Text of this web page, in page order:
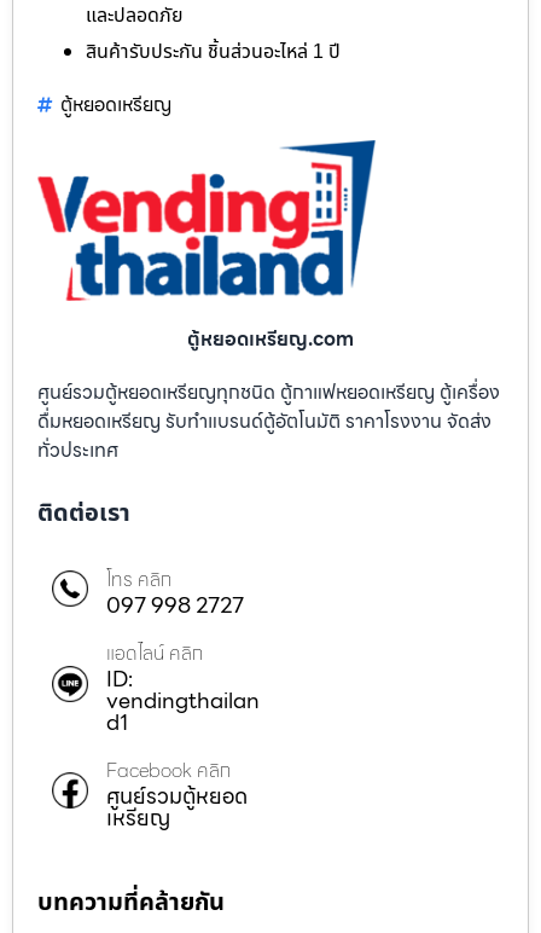
และปลอดภัย
สินค้ารับประกัน ชิ้นส่วนอะไหล่ 1 ปี
ตู้หยอดเหรียญ
ตู้หยอดเหรียญ.com
ศูนย์รวมตู้หยอดเหรียญทุกชนิด ตู้กาแฟหยอดเหรียญ ตู้เครื่อง
ดื่มหยอดเหรียญ รับทำแบรนด์ตู้อัตโนมัติ ราคาโรงงาน จัดส่ง
ทั่วประเทศ
ติดต่อเรา
โทร คลิก
097 998 2727
แอดไลน์ คลิก
ID:
vendingthailan
d1
Facebook คลิก
ศูนย์รวมตู้หยอด
เหรียญ
บทความที่คล้ายกัน